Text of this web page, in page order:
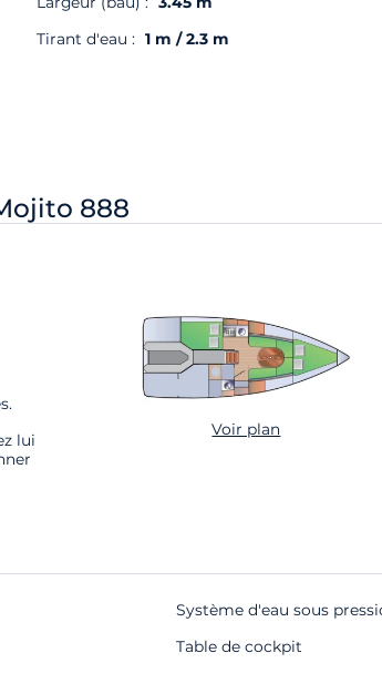
Tirant d'eau : 1 m / 2.3 m
888
lui
Voir plan
Système d'eau sous
Table de cockpit